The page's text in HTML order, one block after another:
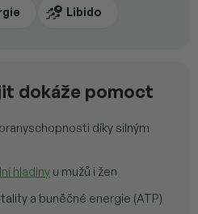
Libido
dokáže pomoct
díky silným
hladiny u mužů i žen
a buněčné energie (ATP)